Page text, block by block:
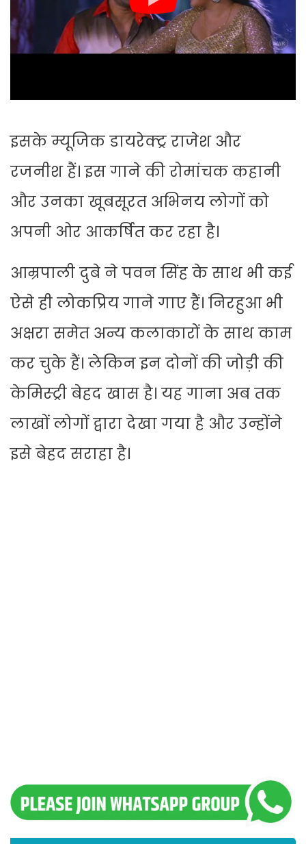
इसके म्यूजिक डायरेक्ट्र राजेश और
रजनीश हैं। इस गाने की रोमांचक कहानी
और उनका खूबसूरत अभिनय लोगों को
अपनी ओर आकर्षित कर रहा है।
आम्रपाली दुबे ने पवन सिंह के साथ भी कई
ऐसे ही लोकप्रिय गाने गाए हैं। निरहुआ भी
अक्षरा समेत अन्य कलाकारों के साथ काम
कर चुके हैं। लेकिन इन दोनों की जोड़ी की
केमिस्ट्री बेहद खास है। यह गाना अब तक
लाखों लोगों द्वारा देखा गया है और उन्होंने
इसे बेहद सराहा है।